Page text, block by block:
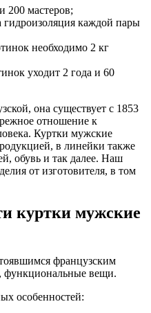
200 мастеров;
каждой пары
необходимо 2 кг
уходит 2 года и 60
она существует с 1853
отношение к
Куртки мужские
в линейки также
обувь и так далее. Наш
от изготовителя, в том
куртки мужские
французским
функциональные вещи.
особенностей: